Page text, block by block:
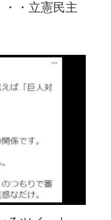
・・立憲民主